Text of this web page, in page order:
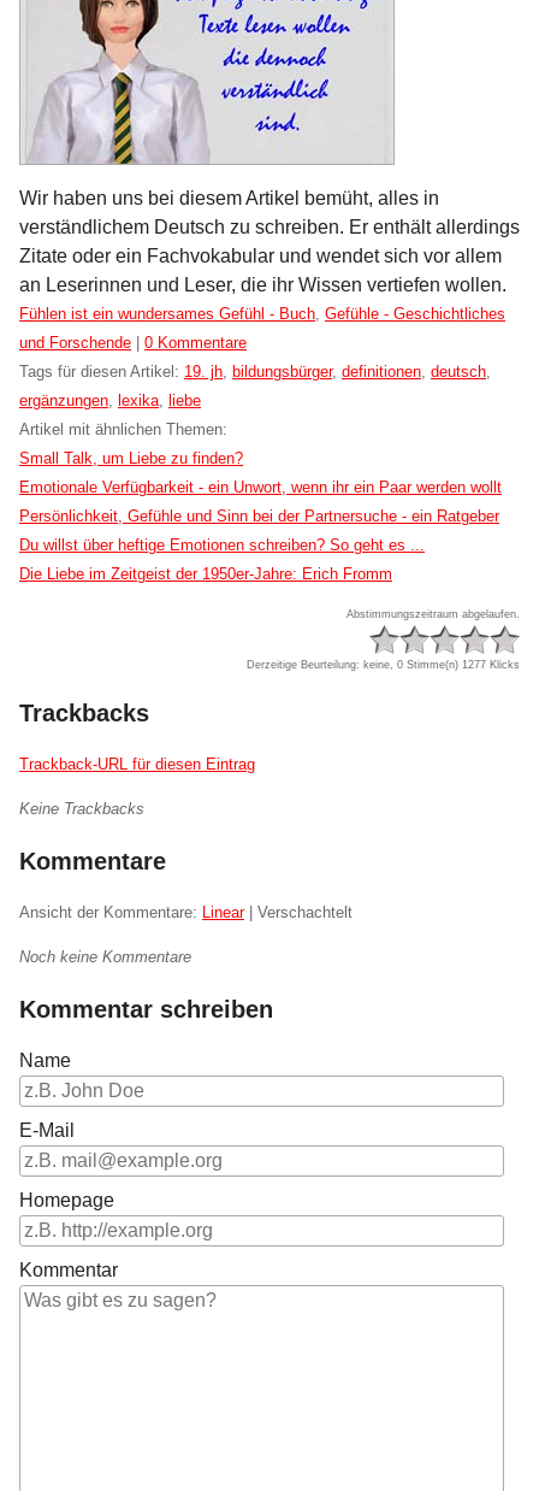
Wir haben uns bei diesem Artikel bemüht, alles in
verständlichem Deutsch zu schreiben. Er enthält allerdings
Zitate oder ein Fachvokabular und wendet sich vor allem
an Leserinnen und Leser, die ihr Wissen vertiefen wollen.
Kategorien:
Fühlen ist ein wundersames Gefühl - Buch Gefühle - Geschichtliches
und Forschende
0 Kommentare
Tags für diesen Artikel: 19. jh bildungsbürger, definitionen deutsch
ergänzungen
lexika
liebe
Artikel mit ähnlichen Themen:
Small Talk, um Liebe zu finden?
Emotionale Verfügbarkeit - ein Unwort, wenn ihr ein Paar werden wollt
Persönlichkeit, Gefühle und Sinn bei der Partnersuche - ein Ratgeber
Du willst über heftige Emotionen schreiben? So geht es ...
Die Liebe im Zeitgeist der 1950er-Jahre: Erich Fromm
Abstimmungszeitraum abgelaufen.
Derzeitige Beurteilung: keine, 0 Stimme(n) 1277 Klicks
Trackbacks
Trackback-URL für diesen Eintrag
Keine Trackbacks
Kommentare
Ansicht der Kommentare: Linear| Verschachtelt
Noch keine Kommentare
Kommentar schreiben
Name
E-Mail
Homepage
Kommentar